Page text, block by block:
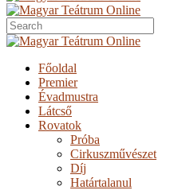
Főoldal
Premier
Évadmustra
Látcső
Rovatok
Próba
Cirkuszművészet
Díj
Határtalanul